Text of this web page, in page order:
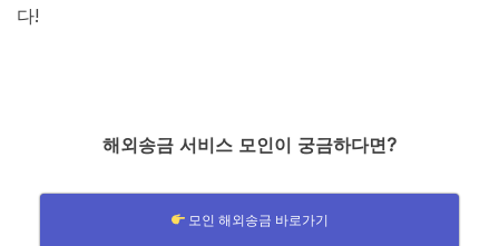
다!
해외송금 서비스 모인이 궁금하다면?
모인 해외송금 바로가기